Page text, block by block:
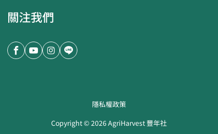
關注我們
隱私權政策
Copyright ©2026AgriHarvest 豐年社